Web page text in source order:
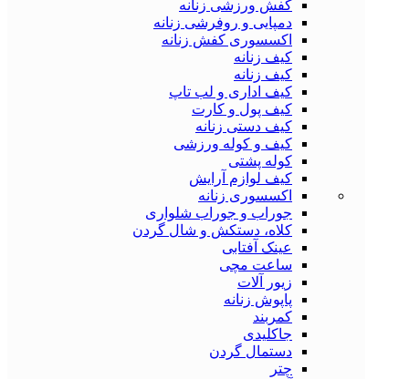
کفش ورزشی زنانه
دمپایی و روفرشی زنانه
اکسسوری کفش زنانه
کیف زنانه
کیف زنانه
کیف اداری و لب تاپ
کیف پول و کارت
کیف دستی زنانه
کیف و کوله ورزشی
کوله پشتی
کیف لوازم آرایش
اکسسوری زنانه
جوراب و جوراب شلواری
کلاه، دستکش و شال گردن
عینک آفتابی
ساعت مچی
زیور آلات
پاپوش زنانه
کمربند
جاکلیدی
دستمال گردن
چتر